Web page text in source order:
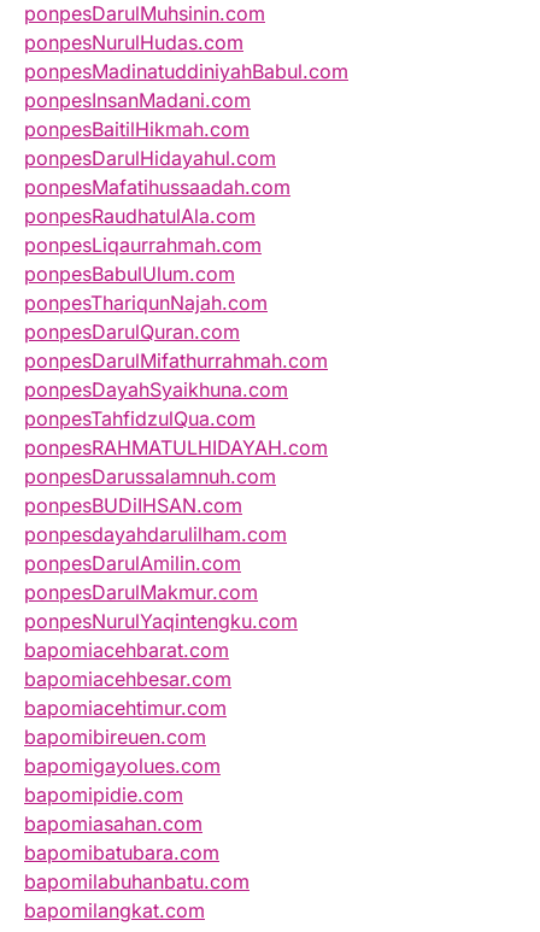
ponpesDarulMuhsinin.com
ponpesNurulHudas.com
ponpesMadinatuddiniyahBabul.com
ponpesInsanMadani.com
ponpesBaitilHikmah.com
ponpesDarulHidayahul.com
ponpesMafatihussaadah.com
ponpesRaudhatulAla.com
ponpesLiqaurrahmah.com
ponpesBabulUlum.com
ponpesThariqunNajah.com
ponpesDarulQuran.com
ponpesDarulMifathurrahmah.com
ponpesDayahSyaikhuna.com
ponpesTahfidzulQua.com
ponpesRAHMATULHIDAYAH.com
ponpesDarussalamnuh.com
ponpesBUDiIHSAN.com
ponpesdayahdarulilham.com
ponpesDarulAmilin.com
ponpesDarulMakmur.com
ponpesNurulYaqintengku.com
bapomiacehbarat.com
bapomiacehbesar.com
bapomiacehtimur.com
bapomibireuen.com
bapomigayolues.com
bapomipidie.com
bapomiasahan.com
bapomibatubara.com
bapomilabuhanbatu.com
bapomilangkat.com